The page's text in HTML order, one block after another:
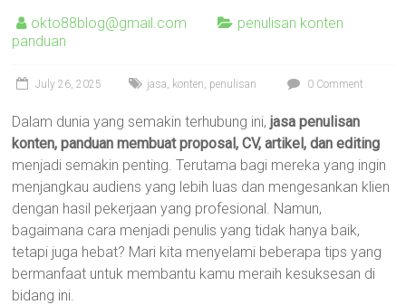
okto88blog@gmail.com
penulisan konten
panduan
July 26, 2025 jasa, konten, penulisan 0 Comment
Dalam dunia yang semakin terhubung ini,jasa penulisan
konten, panduan membuat proposal, CV, artikel, dan editing
menjadi semakin penting. Terutama bagi mereka yang ingin
menjangkau audiens yang lebih luas dan mengesankan klien
dengan hasil pekerjaan yang profesional. Namun,
bagaimana cara menjadi penulis yang tidak hanya baik,
tetapi juga hebat? Mari kita menyelami beberapa tips yang
bermanfaat untuk membantu kamu meraih kesuksesan di
bidang ini.